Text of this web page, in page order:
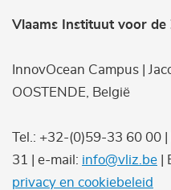
Vlaams Instituut voor de
InnovOcean Campus |
OOSTENDE, België
Tel.: +32-(0)59-33 60 00
31 | e-mail: info@vliz.be |
privacy en cookiebeleid